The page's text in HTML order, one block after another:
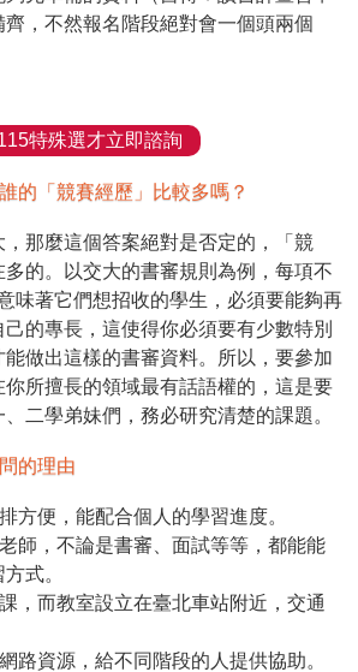
，不然報名階段絕對會一個頭兩個
特殊選才立即諮詢
的「競賽經歷」比較多嗎？
那麼這個答案絕對是否定的，「競
的。以交大的書審規則為例，每項不
味著它們想招收的學生，必須要能夠再
的專長，這使得你必須要有少數特別
做出這樣的書審資料。所以，要參加
所擅長的領域最有話語權的，這是要
二學弟妹們，務必研究清楚的課題。
的理由
方便，能配合個人的學習進度。
師，不論是書審、面試等等，都能能
式。
，而教室設立在臺北車站附近，交通
路資源，給不同階段的人提供協助。